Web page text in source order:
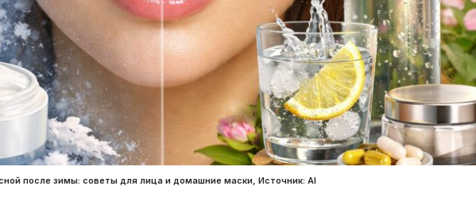
после зимы: советы для лица и домашние маски, Источник: Al